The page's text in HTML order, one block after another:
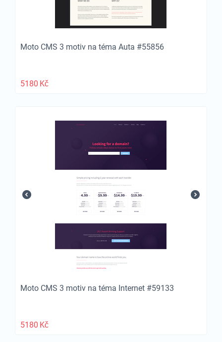
Moto CMS 3 motiv na téma Auta #55856
5180 Kč
Moto CMS 3 motiv na téma Internet #59133
5180 Kč